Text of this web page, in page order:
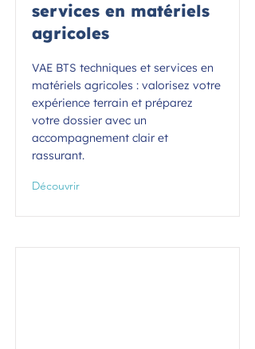
services en matériels
agricoles
VAE BTS techniques et services en
matériels agricoles : valorisez votre
expérience terrain et préparez
votre dossier avec un
accompagnement clair et
rassurant.
Découvrir